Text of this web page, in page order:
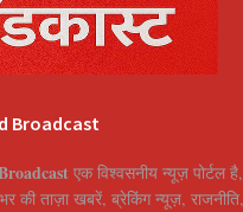
Broadcast
एक विश्वसनीय न्यूज़ पोर्टल
की ताज़ा खबरें, ब्रेकिंग न्यूज़,